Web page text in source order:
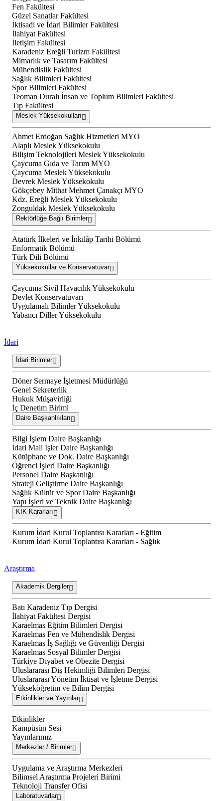
Fen Fakültesi
Güzel Sanatlar Fakültesi
İktisadi ve İdari Bilimler Fakültesi
İlahiyat Fakültesi
İletişim Fakültesi
Karadeniz Ereğli Turizm Fakültesi
Mimarlık ve Tasarım Fakültesi
Mühendislik Fakültesi
Sağlık Bilimleri Fakültesi
Spor Bilimleri Fakültesi
Teoman Duralı İnsan ve Toplum Bilimleri Fakültesi
Tıp Fakültesi
Meslek Yüksekokulları
Ahmet Erdoğan Sağlık Hizmetleri MYO
Alaplı Meslek Yüksekokulu
Bilişim Teknolojileri Meslek Yüksekokulu
Çaycuma Gıda ve Tarım MYO
Çaycuma Meslek Yüksekokulu
Devrek Meslek Yüksekokulu
Gökçebey Mithat Mehmet Çanakçı MYO
Kdz. Ereğli Meslek Yüksekokulu
Zonguldak Meslek Yüksekokulu
Rektörlüğe Bağlı Birimler
Atatürk İlkeleri ve İnkılâp Tarihi Bölümü
Enformatik Bölümü
Türk Dili Bölümü
Yüksekokullar ve Konservatuvar
Çaycuma Sivil Havacılık Yüksekokulu
Devlet Konservatuvarı
Uygulamalı Bilimler Yüksekokulu
Yabancı Diller Yüksekokulu
İdari
İdari Birimler
Döner Sermaye İşletmesi Müdürlüğü
Genel Sekreterlik
Hukuk Müşavirliği
İç Denetim Birimi
Daire Başkanlıkları
Bilgi İşlem Daire Başkanlığı
İdari Mali İşler Daire Başkanlığı
Kütüphane ve Dok. Daire Başkanlığı
Öğrenci İşleri Daire Başkanlığı
Personel Daire Başkanlığı
Strateji Geliştirme Daire Başkanlığı
Sağlık Kültür ve Spor Daire Başkanlığı
Yapı İşleri ve Teknik Daire Başkanlığı
KİK Kararları
Kurum İdari Kurul Toplantısı Kararları - Eğitim
Kurum İdari Kurul Toplantısı Kararları - Sağlık
Araştırma
Akademik Dergiler
Batı Karadeniz Tıp Dergisi
İlahiyat Fakültesi Dergisi
Karaelmas Eğitim Bilimleri Dergisi
Karaelmas Fen ve Mühendislik Dergisi
Karaelmas İş Sağlığı ve Güvenliği Dergisi
Karaelmas Sosyal Bilimler Dergisi
Türkiye Diyabet ve Obezite Dergisi
Uluslararası Diş Hekimliği Bilimleri Dergisi
Uluslararası Yönetim İktisat ve İşletme Dergisi
Yükseköğretim ve Bilim Dergisi
Etkinlikler ve Yayınlar
Etkinlikler
Kampüsün Sesi
Yayınlarımız
Merkezler / Birimler
Uygulama ve Araştırma Merkezleri
Bilimsel Araştırma Projeleri Birimi
Teknoloji Transfer Ofisi
Laboratuvarlar